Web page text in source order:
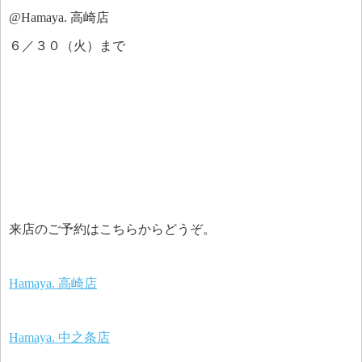
@Hamaya. 高崎店
６／３０（火）まで
来店のご予約はこちらからどうぞ。
Hamaya. 高崎店
Hamaya. 中之条店